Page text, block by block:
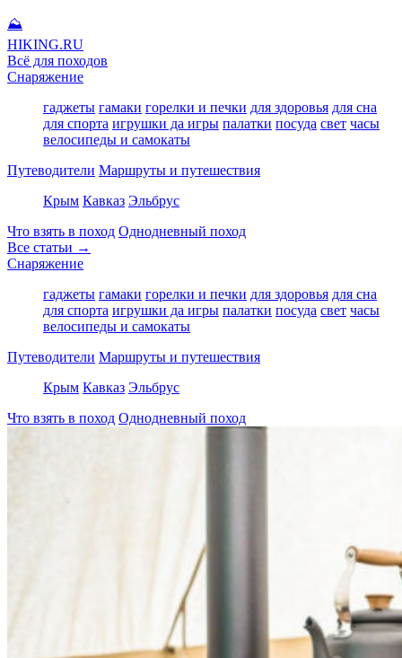
⛰
HIKING.RU
Всё для походов
Снаряжение
гаджеты гамаки горелки и печки для здоровья для сна
для спорта игрушки да игры палатки посуда свет часы
велосипеды и самокаты
Путеводители Маршруты и путешествия
Крым Кавказ Эльбрус
Что взять в поход Однодневный поход
Все статьи →
Снаряжение
гаджеты гамаки горелки и печки для здоровья для сна
для спорта игрушки да игры палатки посуда свет часы
велосипеды и самокаты
Путеводители Маршруты и путешествия
Крым Кавказ Эльбрус
Что взять в поход Однодневный поход